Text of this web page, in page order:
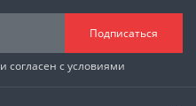
Подписаться
и согласен с условиями